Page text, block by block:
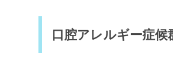
口腔アレルギー症候